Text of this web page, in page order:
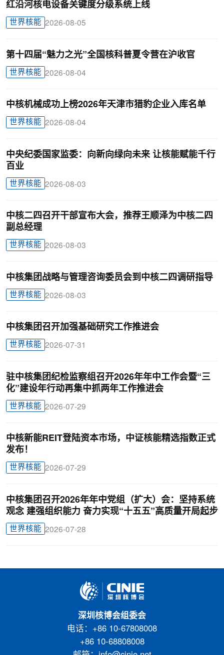
红沿河核电设备关键度分级系统上线
世界核能 2026-08-05
第十四届“魅力之光”全国核科普夏令营在沪收官
世界核能 2026-08-04
中核机械成功上榜2026年天津市猎豹企业入库名单
世界核能 2026-08-04
中央纪委国家监委：向新向绿向未来 让核能赋能千行
百业
世界核能 2026-08-03
中核二四召开干部宣布大会，推荐王顺泽为中核二四
副总经理
世界核能 2026-08-03
中核集团战略与管理咨询委员会到中核二四调研指导
世界核能 2026-08-03
中核集团召开加强基础研究工作推进会
世界核能 2026-07-31
驻中核集团纪检监察组召开2026年年中工作会暨“三
化”建设年行动再集中抓两年工作推进会
世界核能 2026-07-29
中核新能REIT登陆资本市场，中证核能精选指数正式
发布！
世界核能 2026-07-29
中核集团召开2026年年中党组（扩大）会：坚持系统
观念 建强组织能力 奋力实现“十五五”高质量开局起步
世界核能 2026-07-28
深圳核博会组委会
电话：+86 10-67808008
+86 10-68808008